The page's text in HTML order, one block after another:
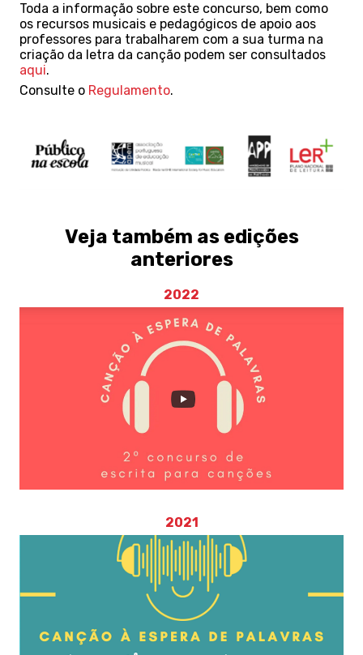
Toda a informação sobre este concurso, bem como
os recursos musicais e pedagógicos de apoio aos
professores para trabalharem com a sua turma na
criação da letra da canção podem ser consultados
aqui.
Consulte o Regulamento.
Veja também as edições
anteriores
2022
2021